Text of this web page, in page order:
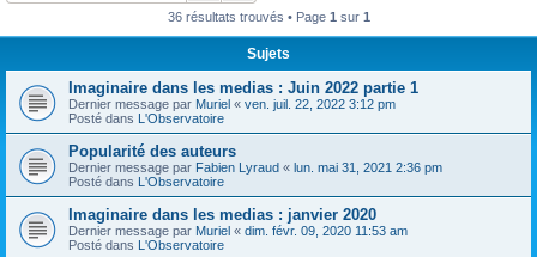
36 résultats trouvés • Page 1 sur 1
Sujets
Imaginaire dans les medias : Juin 2022 partie 1
Dernier message par Muriel « ven. juil. 22, 2022 3:12 pm
Posté dans L'Observatoire
Popularité des auteurs
Dernier message par Fabien Lyraud « lun. mai 31, 2021 2:36 pm
Posté dans L'Observatoire
Imaginaire dans les medias : janvier 2020
Dernier message par Muriel « dim. févr. 09, 2020 11:53 am
Posté dans L'Observatoire